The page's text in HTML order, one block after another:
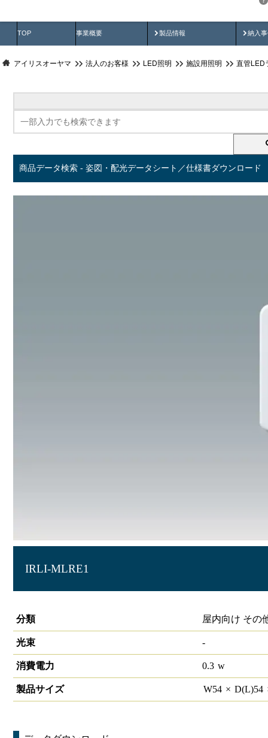
TOP 事業概要 製品情報
製品動画 納入
納
アイリスオーヤマ 法人のお客様 LED照明 施設用照明 直管LED
商品データ検索 - 姿図・配光データシート／仕様書ダウンロード
IRLI-MLRE1
分類
屋内向け その
光束 -
消費電力 0.3 w
製品サイズ W54 × D(L)54